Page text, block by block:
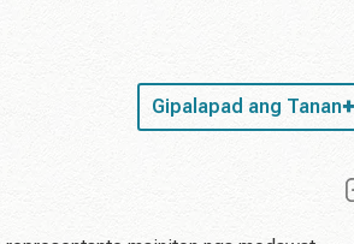
Gipalapad ang Tanan